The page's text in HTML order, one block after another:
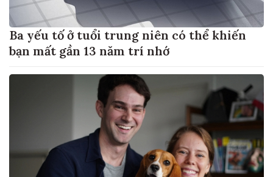
Ba yếu tố ở tuổi trung niên có thể khiến
bạn mất gần 13 năm trí nhớ